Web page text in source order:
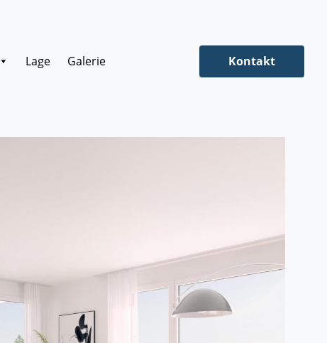
Lage Galerie Kontakt